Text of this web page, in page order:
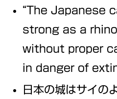
“The Japanese
strong as a
without proper
in danger of
日本の城はサイの